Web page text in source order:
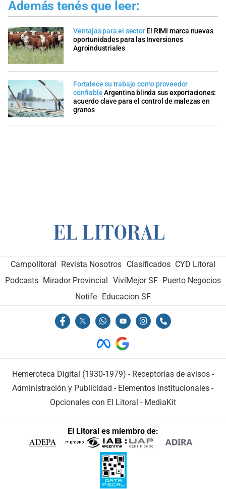
Además tenés que leer:
Ventajas para el sector El RIMI marca nuevas
oportunidades para las Inversiones
Agroindustriales
Fortalece su trabajo como proveedor
confiableArgentina blinda sus exportaciones:
acuerdo clave para el control de malezas en
granos
Campolitoral Revista Nosotros Clasificados CYD Litoral
Podcasts Mirador Provincial VivíMejor SF Puerto Negocios
Notife Educacion SF
Hemeroteca Digital (1930-1979) - Receptorías de avisos -
Administración y Publicidad - Elementos institucionales -
Opcionales con El Litoral - MediaKit
El Litoral es miembro de: